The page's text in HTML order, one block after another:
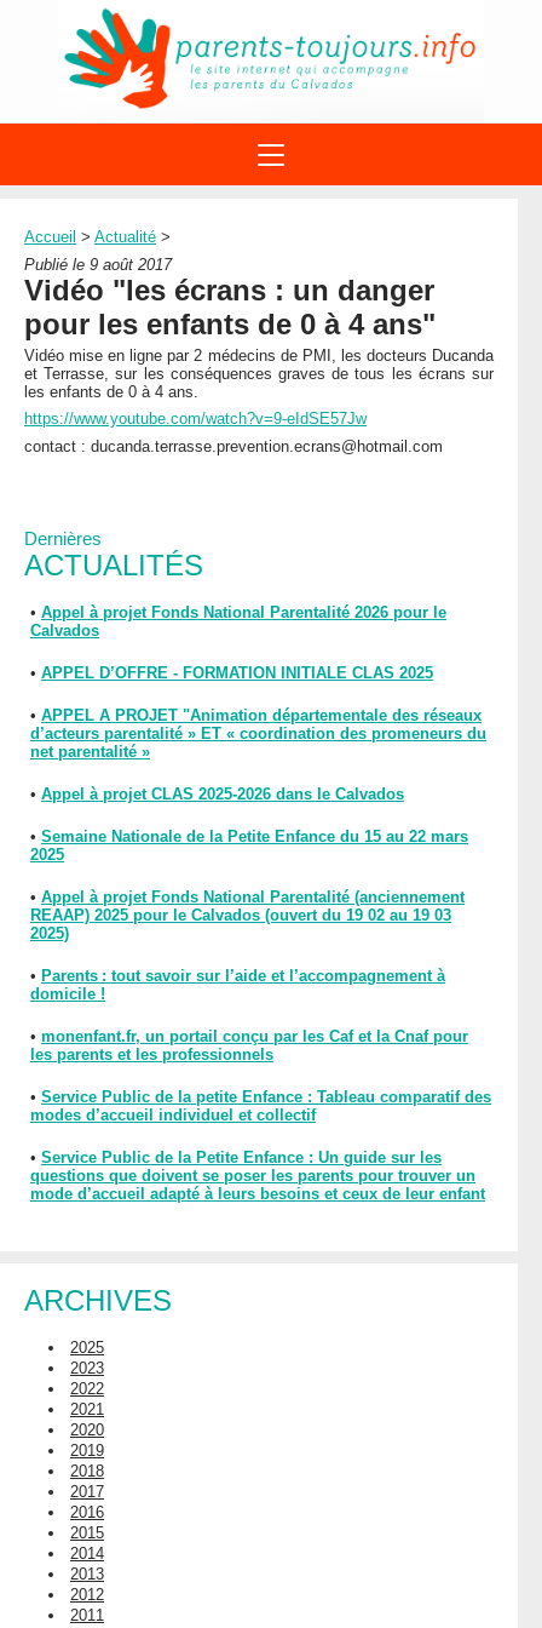
À PROPOS DU REAAP
1ÈRE VISITE
ACTUALITÉ
DISPOSITIFS PARENTALITÉ
SITES INTERNET
NUMÉROS VERTS
LEXIQUE
LETTRES D’INFO
MENTIONS LÉGALES
STRUCTURES
DOCUMENTS
FORMATIONS
Dernières
ACTUALITÉS
• Appel à projet Fonds National Parentalité 2026 pour le
Calvados
• APPEL D’OFFRE - FORMATION INITIALE CLAS 2025
• APPEL A PROJET "Animation départementale des réseaux
d’acteurs parentalité » ET « coordination des promeneurs du
net parentalité »
• Appel à projet CLAS 2025-2026 dans le Calvados
• Semaine Nationale de la Petite Enfance du 15 au 22 mars
2025
• Appel à projet Fonds National Parentalité (anciennement
REAAP) 2025 pour le Calvados (ouvert du 19 02 au 19 03
2025)
• Parents : tout savoir sur l’aide et l’accompagnement à
domicile !
• monenfant.fr, un portail conçu par les Caf et la Cnaf pour
les parents et les professionnels
• Service Public de la petite Enfance : Tableau comparatif des
modes d’accueil individuel et collectif
• Service Public de la Petite Enfance : Un guide sur les
questions que doivent se poser les parents pour trouver un
mode d’accueil adapté à leurs besoins et ceux de leur enfant
ARCHIVES
2025
2023
2022
2021
2020
2019
2018
2017
2016
2015
2014
2013
2012
2011
Accueil > Actualité >
Publié le 9 août 2017
Vidéo "les écrans : un danger
pour les enfants de 0 à 4 ans"
Vidéo mise en ligne par 2 médecins de PMI, les docteurs Ducanda
et Terrasse, sur les conséquences graves de tous les écrans sur
les enfants de 0 à 4 ans.
https://www.youtube.com/watch?v=9-eIdSE57Jw
contact : ducanda.terrasse.prevention.ecrans@hotmail.com